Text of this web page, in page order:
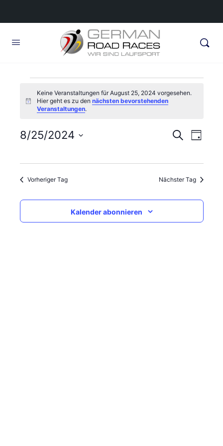
Veranstaltungen
für
August
2024
Hinweis
Keine Veranstaltungen für August 25, 2024 vorgesehen.
Hier geht es zu den nächsten bevorstehenden
Veranstaltungen.
und
SucheTag
8/25/2024
wählen.
Vorheriger Tag Nächster Tag
Kalender abonnieren